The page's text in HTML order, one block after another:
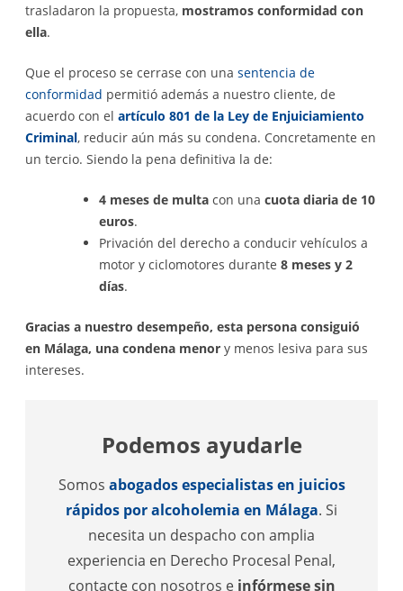
trasladaron la propuesta, mostramos conformidad con
ella.
Que el proceso se cerrase con una sentencia de
conformidad permitió además a nuestro cliente, de
acuerdo con el artículo 801 de la Ley de Enjuiciamiento
Criminal, reducir aún más su condena. Concretamente en
un tercio. Siendo la pena definitiva la de:
4 meses de multa con una cuota diaria de 10
euros.
Privación del derecho a conducir vehículos a
motor y ciclomotores durante 8 meses y 2
días.
Gracias a nuestro desempeño, esta persona consiguió
en Málaga, una condena menor y menos lesiva para sus
intereses.
Podemos ayudarle
Somos abogados especialistas en juicios
rápidos por alcoholemia en Málaga. Si
necesita un despacho con amplia
experiencia en Derecho Procesal Penal,
contacte con nosotros e infórmese sin